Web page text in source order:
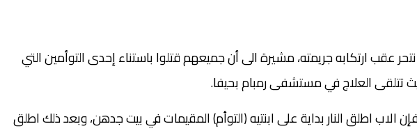
عقب ارتكابه جريمته، مشيرة الى أن جميعهم قتلوا باستناء إحدى التوأمين التي
تتلقى العلاج في مستشفى رمبام بحيفا.
الاب اطلق النار بداية على ابنتيه (التوأم) المقيمات في بيت جدهن، وبعد ذلك اطلق